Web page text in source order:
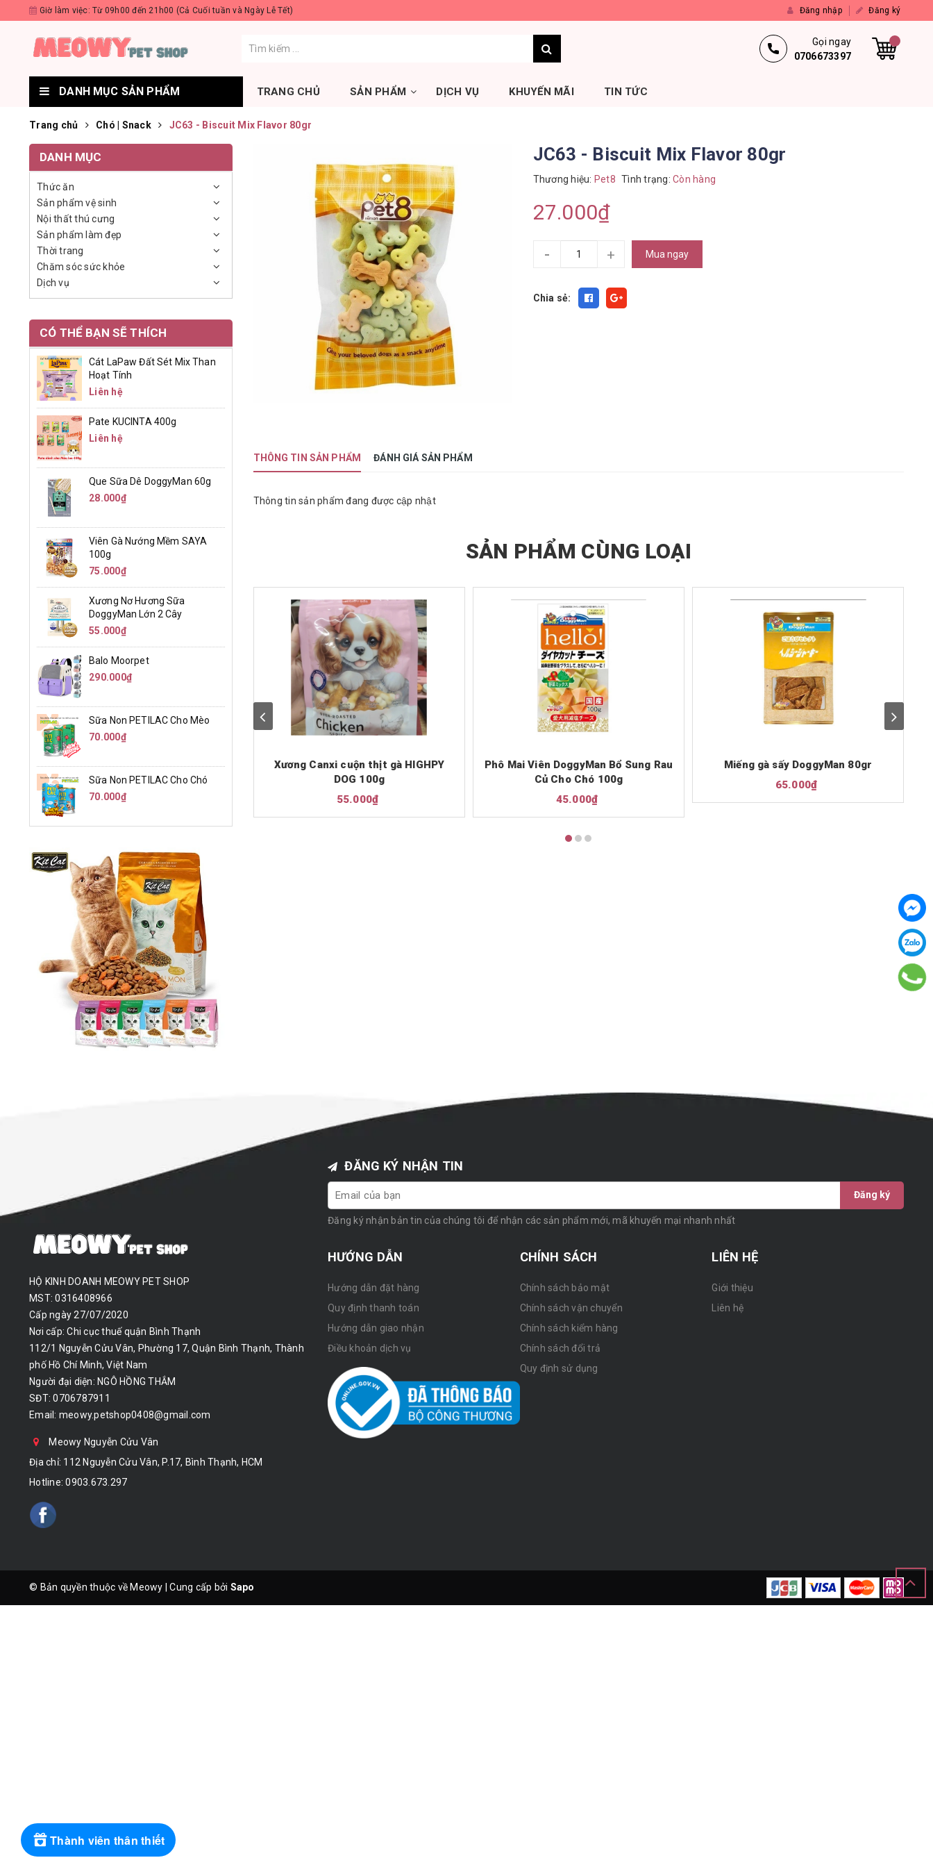
Giờ làm việc: Từ 09h00 đến 21h00 (Cả Cuối tuần và Ngày Lễ Tết) Đăng nhập Đăng ký
Gọi ngay
0706673397
DANH MỤC SẢN PHẨM TRANG CHỦ SẢN PHẨM DỊCH VỤ KHUYẾN MÃI TIN TỨC
Trang chủ Chó | Snack JC63 - Biscuit Mix Flavor 80gr
JC63 - Biscuit Mix Flavor 80gr
Thương hiệu: Pet8 Tình trạng:Còn hàng
27.000₫
- + Mua ngay
Chia sẻ:
THÔNG TIN SẢN PHẨM ĐÁNH GIÁ SẢN PHẨM
Thông tin sản phẩm đang được cập nhật
SẢN PHẨM CÙNG LOẠI
Xương Canxi cuộn thịt gà HIGHPY
DOG 100g
55.000₫
Phô Mai Viên DoggyMan Bổ Sung Rau
Củ Cho Chó 100g
45.000₫
Miếng gà sấy DoggyMan 80gr
65.000₫
DANH MỤC
Thức ăn
Sản phẩm vệ sinh
Nội thất thú cưng
Sản phẩm làm đẹp
Thời trang
Chăm sóc sức khỏe
Dịch vụ
CÓ THỂ BẠN SẼ THÍCH
Cát LaPaw Đất Sét Mix Than
Hoạt Tính
Liên hệ
Pate KUCINTA 400g
Liên hệ
Que Sữa Dê DoggyMan 60g
28.000₫
Viên Gà Nướng Mềm SAYA
100g
75.000₫
Xương Nơ Hương Sữa
DoggyMan Lớn 2 Cây
55.000₫
Balo Moorpet
290.000₫
Sữa Non PETILAC Cho Mèo
70.000₫
Sữa Non PETILAC Cho Chó
70.000₫
HỘ KINH DOANH MEOWY PET SHOP
MST: 0316408966
Cấp ngày 27/07/2020
Nơi cấp: Chi cục thuế quận Bình Thạnh
112/1 Nguyễn Cửu Vân, Phường 17, Quận Bình Thạnh, Thành
phố Hồ Chí Minh, Việt Nam
Người đại diện: NGÔ HỒNG THẮM
SĐT: 0706787911
Email: meowy.petshop0408@gmail.com
Meowy Nguyễn Cửu Vân
Địa chỉ: 112 Nguyễn Cửu Vân, P.17, Bình Thạnh, HCM
Hotline:0903.673.297
ĐĂNG KÝ NHẬN TIN
Đăng ký
Đăng ký nhận bản tin của chúng tôi để nhận các sản phẩm mới, mã khuyến mại nhanh nhất
HƯỚNG DẪN
Hướng dẫn đặt hàng
Quy định thanh toán
Hướng dẫn giao nhận
Điều khoản dịch vụ
CHÍNH SÁCH
Chính sách bảo mật
Chính sách vận chuyển
Chính sách kiểm hàng
Chính sách đổi trả
Quy định sử dụng
LIÊN HỆ
Giới thiệu
Liên hệ
© Bản quyền thuộc về Meowy Cung cấp bởi Sapo
Thành viên thân thiết